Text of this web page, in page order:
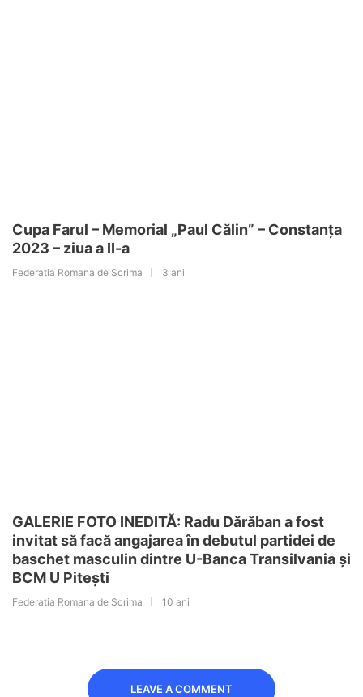
Cupa Farul – Memorial „Paul Călin” – Constanța
2023 – ziua a II-a
Federatia Romana de Scrima 3 ani
GALERIE FOTO INEDITĂ: Radu Dărăban a fost
invitat să facă angajarea în debutul partidei de
baschet masculin dintre U-Banca Transilvania și
BCM U Pitești
Federatia Romana de Scrima 10 ani
LEAVE A COMMENT